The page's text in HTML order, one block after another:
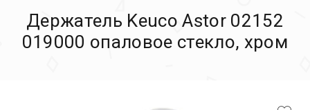
Держатель Keuco Astor 02152
019000 опаловое стекло, хром